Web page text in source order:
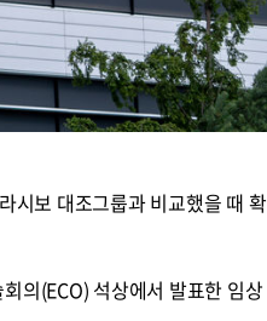
시보 대조그룹과 비교했을 때 확
의(ECO) 석상에서 발표한 임상